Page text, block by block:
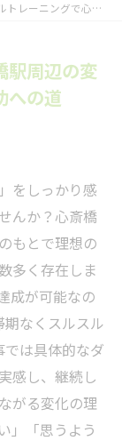
橋駅周辺の変化の事例から学ぶダイエット成功への道
駅周辺の変
への道
をしっかり感
んか？心斎橋
もとで理想の
多く存在しま
成が可能なの
なくスルスル
は具体的なダ
感し、継続し
がる変化の理
」「思うよう